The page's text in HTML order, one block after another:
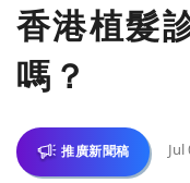
香港植髮
嗎？
推廣新聞稿 Jul